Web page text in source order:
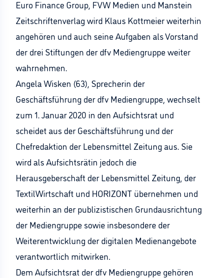
Euro Finance Group, FVW Medien und Manstein
Zeitschriftenverlag wird Klaus Kottmeier weiterhin
angehören und auch seine Aufgaben als Vorstand
der drei Stiftungen der dfv Mediengruppe weiter
wahrnehmen.
Angela Wisken (63), Sprecherin der
Geschäftsführung der dfv Mediengruppe, wechselt
zum 1. Januar 2020 in den Aufsichtsrat und
scheidet aus der Geschäftsführung und der
Chefredaktion der Lebensmittel Zeitung aus. Sie
wird als Aufsichtsrätin jedoch die
Herausgeberschaft der Lebensmittel Zeitung, der
TextilWirtschaft und HORIZONT übernehmen und
weiterhin an der publizistischen Grundausrichtung
der Mediengruppe sowie insbesondere der
Weiterentwicklung der digitalen Medienangebote
verantwortlich mitwirken.
Dem Aufsichtsrat der dfv Mediengruppe gehören